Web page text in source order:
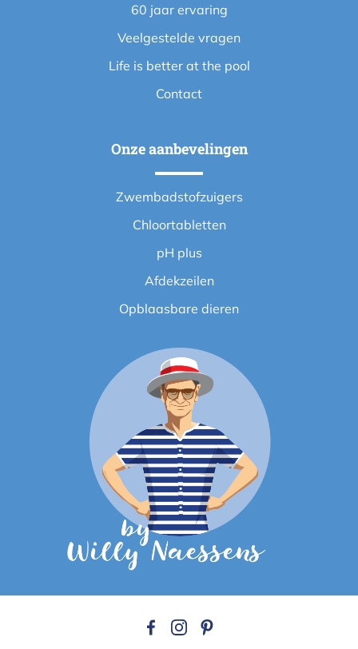
60 jaar ervaring
Veelgestelde vragen
Life is better at the pool
Contact
Onze aanbevelingen
Zwembadstofzuigers
Chloortabletten
pH plus
Afdekzeilen
Opblaasbare dieren